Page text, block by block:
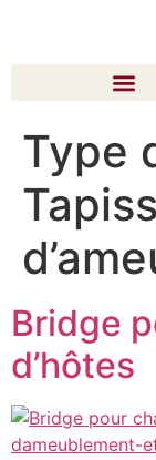
Type
Bridge
d’hôtes